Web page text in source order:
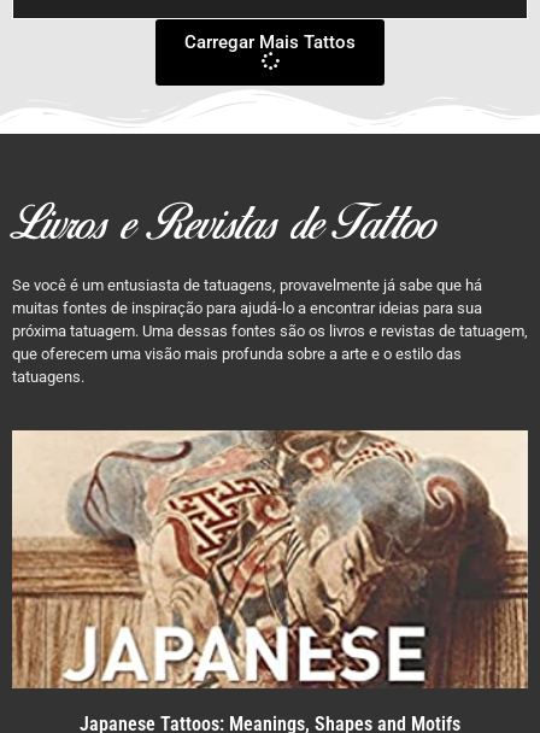
Carregar Mais Tattos
Livros e Revistas de Tattoo
Se você é um entusiasta de tatuagens, provavelmente já sabe que há
muitas fontes de inspiração para ajudá-lo a encontrar ideias para sua
próxima tatuagem. Uma dessas fontes são os livros e revistas de tatuagem,
que oferecem uma visão mais profunda sobre a arte e o estilo das
tatuagens.
Japanese Tattoos: Meanings, Shapes and Motifs